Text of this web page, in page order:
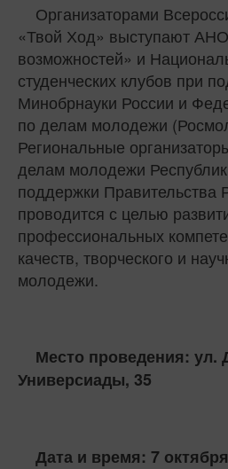
Организаторами
«Твой Ход» выступают
возможностей» и
студенческих клубов при
Минобрнауки России и
по делам молодежи
Региональные
делам молодежи
поддержки Правительства
проводится с целью
профессиональных
качеств, творческого и
молодежи.
Место проведения: ул.
Универсиады, 35
Дата и время: 7